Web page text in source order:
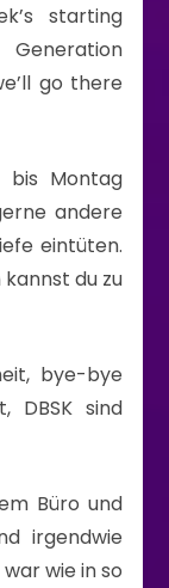
starting
go there
bis Montag
andere
eintüten.
du zu
bye-bye
DBSK sind
Büro und
irgendwie
wie in so